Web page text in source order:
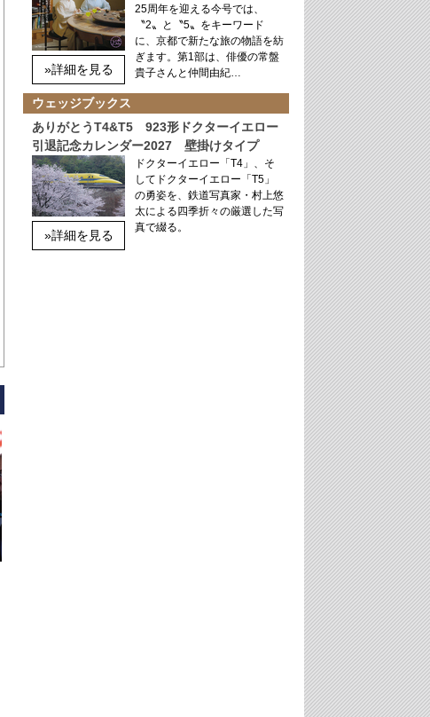
»詳細を見る
25周年を迎える今号では、
〝2〟と〝5〟をキーワード
に、京都で新たな旅の物語を紡
ぎます。第1部は、俳優の常盤
貴子さんと仲間由紀…
ウェッジブックス
ありがとうT4&T5 923形ドクターイエロー
引退記念カレンダー2027 壁掛けタイプ
»詳細を見る
ドクターイエロー「T4」、そ
してドクターイエロー「T5」
の勇姿を、鉄道写真家・村上悠
太による四季折々の厳選した写
真で綴る。